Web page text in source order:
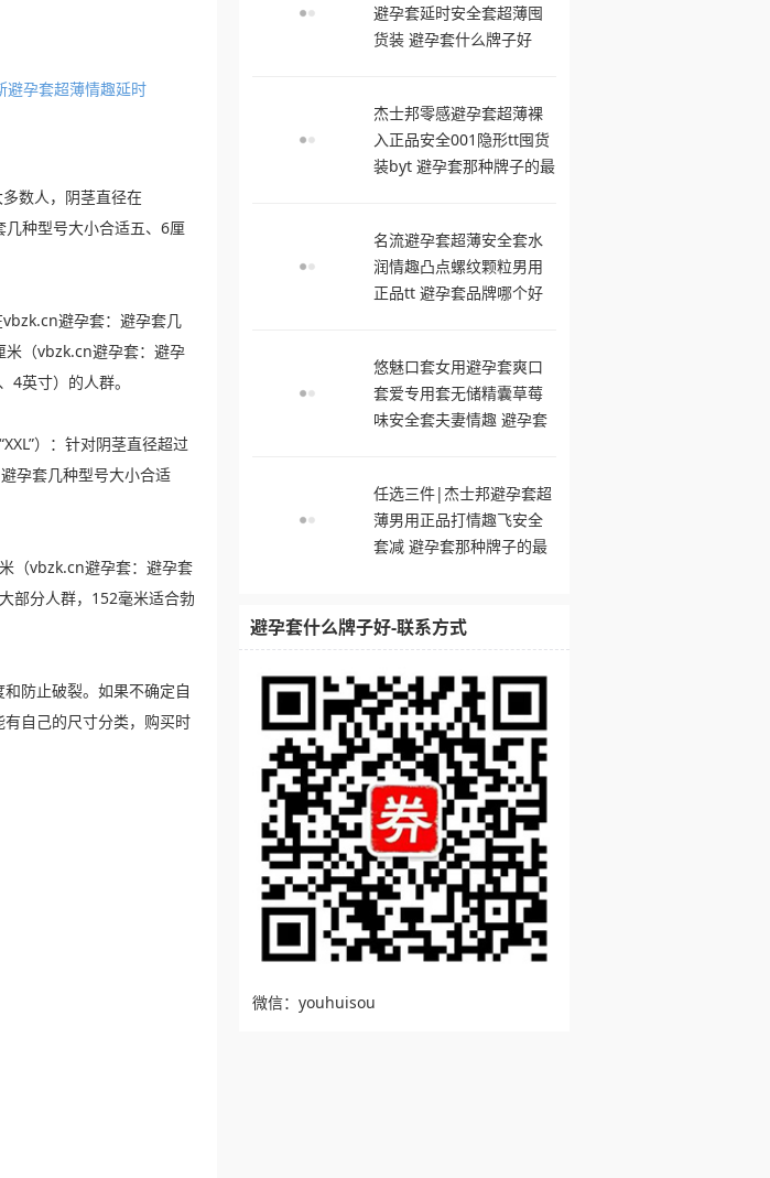
避孕套超薄情趣延时
数人，阴茎直径在
种型号大小合适五、6厘
避孕套：避孕套几
米（vbzk.cn避孕套：避孕
英寸）的人群。
）：针对阴茎直径超过
孕套几种型号大小合适
（vbzk.cn避孕套：避孕套
部分人群，152毫米适合勃
防止破裂。如果不确定自
自己的尺寸分类，购买时
避孕套延时安全套超薄囤
货装 避孕套什么牌子好
杰士邦零感避孕套超薄裸
入正品安全001隐形tt囤货
装byt 避孕套那种牌子的最
名流避孕套超薄安全套水
润情趣凸点螺纹颗粒男用
正品tt 避孕套品牌哪个好
悠魅口套女用避孕套爽口
套爱专用套无储精囊草莓
味安全套夫妻情趣 避孕套
任选三件|杰士邦避孕套超
薄男用正品打情趣飞安全
套减 避孕套那种牌子的最
避孕套什么牌子好-联系方式
微信：youhuisou